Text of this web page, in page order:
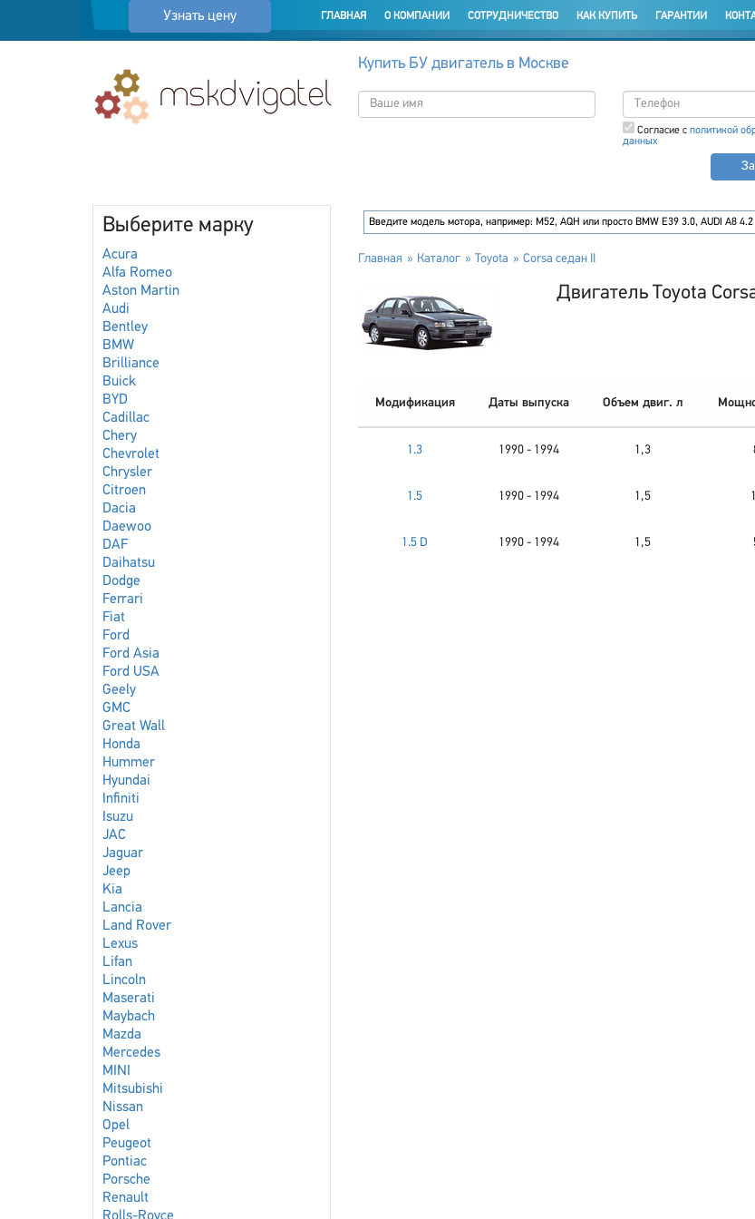
Узнать цену ГЛАВНАЯ О КОМПАНИИ СОТРУДНИЧЕСТВО КАК КУПИТЬ ГАРАНТИИ
Купить БУ двигатель в Москве
Согласие с политикой
данных
Выберите марку
Acura
Alfa Romeo
Aston Martin
Audi
Bentley
BMW
Brilliance
Buick
BYD
Cadillac
Chery
Chevrolet
Chrysler
Citroen
Dacia
Daewoo
DAF
Daihatsu
Dodge
Ferrari
Fiat
Ford
Ford Asia
Ford USA
Geely
GMC
Great Wall
Honda
Hummer
Hyundai
Infiniti
Isuzu
JAC
Jaguar
Jeep
Kia
Lancia
Land Rover
Lexus
Lifan
Lincoln
Maserati
Maybach
Mazda
Mercedes
MINI
Mitsubishi
Nissan
Opel
Peugeot
Pontiac
Porsche
Renault
Главная Каталог Toyota Corsa седан II
Двигатель Toyota
Модификация Даты выпуска Объем двиг. л
1.3 1990 - 1994 1,3
1.5 1990 - 1994 1,5
1.5 D 1990 - 1994 1,5